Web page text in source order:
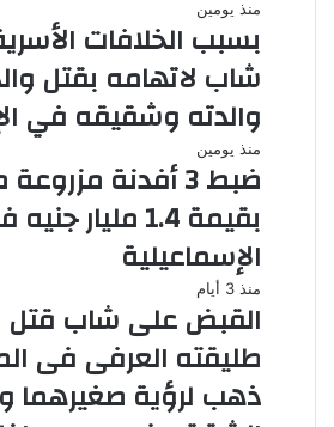
منذ يومين
بسبب الخلافات
شاب لاتهامه بقتل
والدته وشقيقه في
منذ يومين
ضبط 3 أفدنة
بقيمة 1.4 مليار
الإسماعيلية
منذ 3 أيام
القبض على شاب قتل
طليقته العرفى فى
ذهب لرؤية صغيرهما